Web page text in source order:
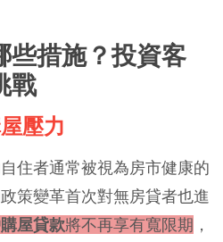
些措施？投資客
戰
壓力
住者通常被視為房市健康的
策變革首次對無房貸者也進
屋貸款將不再享有寬限期 ，